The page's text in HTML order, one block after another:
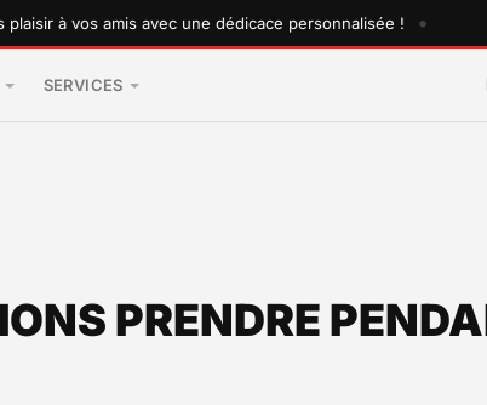
à vos amis avec une dédicace personnalisée ! •
SERVICES
PRENDRE